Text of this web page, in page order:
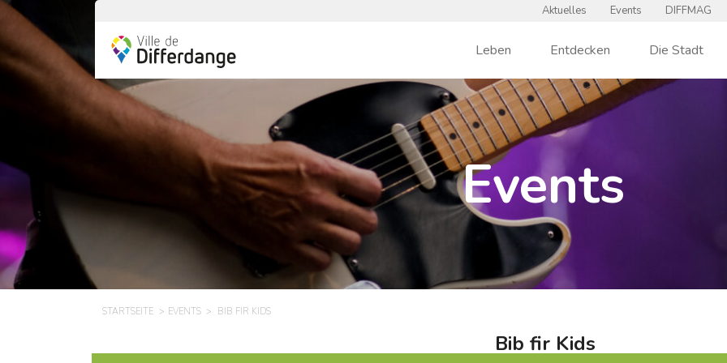
Aktuelles Events DIFFMAG
Leben Entdecken Die Stadt
Events
STARTSEITE EVENTS BIB FIR KIDS
Bib fir Kids